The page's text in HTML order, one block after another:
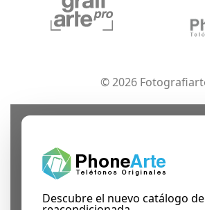
© 2026
Descubre el nuevo catálogo